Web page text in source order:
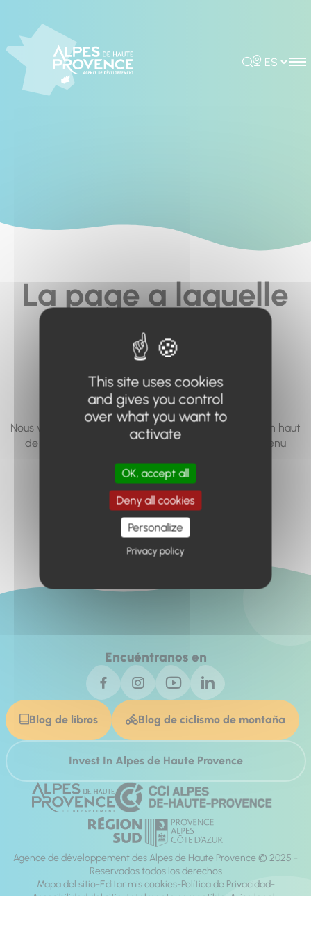
Rechercher
Choisir la
La page a laquelle
vous cherchez à
accéder n'existe
pas... ou plus.
Nous vous invitons à utiliser le moteur de recherche en haut
de page, ou à utiliser le menu pour trouver le contenu
Retour à l'accueil
Encuéntranos en
Blog de libros Blog de ciclismo de montaña
Invest In Alpes de Haute Provence
Agence de développement des Alpes de Haute Provence © 2025 -
Reservados todos los derechos
Mapa del sitio Editar mis cookies Política de Privacidad
Accesibilidad del sitio: totalmente compatible Aviso legal
This site uses cookies
and gives you control
over what you want to
activate
OK, accept all
Deny all cookies
Personalize
Privacy policy